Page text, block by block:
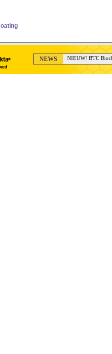
NEWS NIEUW! BTC